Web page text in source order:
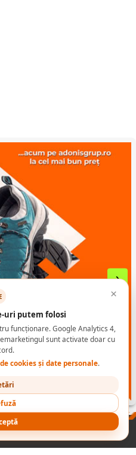
×
uri putem folosi
funcționare. Google Analytics 4,
sunt activate doar cu
cookies și date personale.